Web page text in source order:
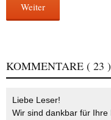
Weiter
KOMMENTARE ( 23 )
Liebe Leser!
Wir sind dankbar für